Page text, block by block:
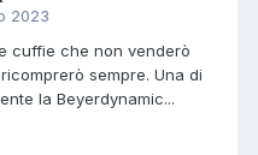
2023
cuffie che non venderò
sempre. Una di
la Beyerdynamic...